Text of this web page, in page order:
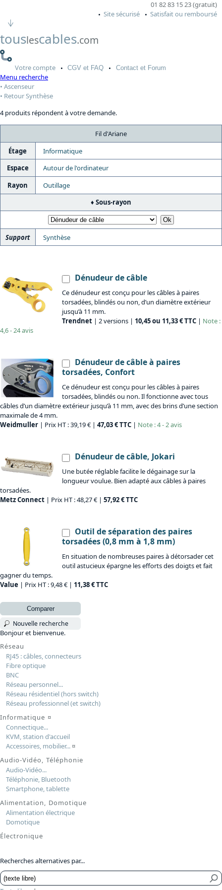
01 82 83 15 23 (gratuit)
Site sécurisé
Satisfait ou remboursé
touslescables.com
Votrecompte CGV et FAQ Contactet Forum
Menu recherche
Ascenseur
Retour Synthèse
4 produits répondent à votre demande.
Fil d'Ariane
Étage
Informatique
Espace
Autour de l'ordinateur
Rayon
Outillage
Sous-rayon
Support Synthèse
Dénudeur de câble
Ce dénudeur est conçu pour les câbles à paires
torsadées, blindés ou non, d’un diamètre extérieur
jusqu’à 11 mm.
Trendnet | 2 versions | 10,45 ou 11,33 € TTC | Note :
4,6 - 24 avis
Dénudeur de câble à paires
torsadées, Confort
Ce dénudeur est conçu pour les câbles à paires
torsadées, blindés ou non. Il fonctionne avec tous
câbles d’un diamètre extérieur jusqu’à 11 mm, avec des brins d’une section
maximale de 4 mm.
Weidmuller | Prix HT : 39,19 € | 47,03 € TTC | Note : 4 - 2 avis
Dénudeur de câble, Jokari
Une butée réglable facilite le dégainage sur la
longueur voulue. Bien adapté aux câbles à paires
torsadées.
Metz Connect | Prix HT : 48,27 € | 57,92 € TTC
Outil de séparation des paires
torsadées (0,8 mm à 1,8 mm)
En situation de nombreuses paires à détorsader cet
outil astucieux épargne les efforts des doigts et fait
gagner du temps.
Value | Prix HT : 9,48 € | 11,38 € TTC
Comparer
Nouvelle recherche
Bonjour et bienvenue.
Réseau
RJ45 : câbles, connecteurs
Fibre optique
BNC
Réseau personnel...
Réseau résidentiel (hors switch)
Réseau professionnel (et switch)
Informatique ¤
Connectique...
KVM, station d'accueil
Accessoires, mobilier...¤
Audio-Vidéo, Téléphonie
Audio-Vidéo...
Téléphonie, Bluetooth
Smartphone, tablette
Alimentation, Domotique
Alimentation électrique
Domotique
Électronique
Recherches alternatives par...